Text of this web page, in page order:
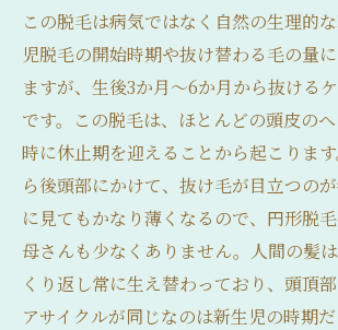
この脱毛は病気ではなく自然の生理的
児脱毛の開始時期や抜け替わる毛の量
ますが、生後3か月～6か月から抜ける
です。この脱毛は、ほとんどの頭皮の
時に休止期を迎えることから起こりま
ら後頭部にかけて、抜け毛が目立つの
に見てもかなり薄くなるので、円形脱
母さんも少なくありません。人間の髪
くり返し常に生え替わっており、頭頂
アサイクルが同じなのは新生児の時期